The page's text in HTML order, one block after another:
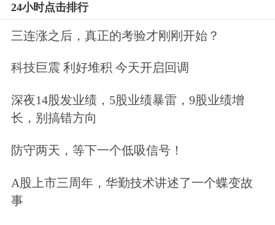
24小时点击排行
三连涨之后，真正的考验才刚刚开始？
科技巨震 利好堆积 今天开启回调
深夜14股发业绩，5股业绩暴雷，9股业绩增
长，别搞错方向
防守两天，等下一个低吸信号！
A股上市三周年，华勤技术讲述了一个蝶变故
事